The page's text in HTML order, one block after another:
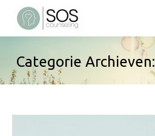
Categorie Archieven: